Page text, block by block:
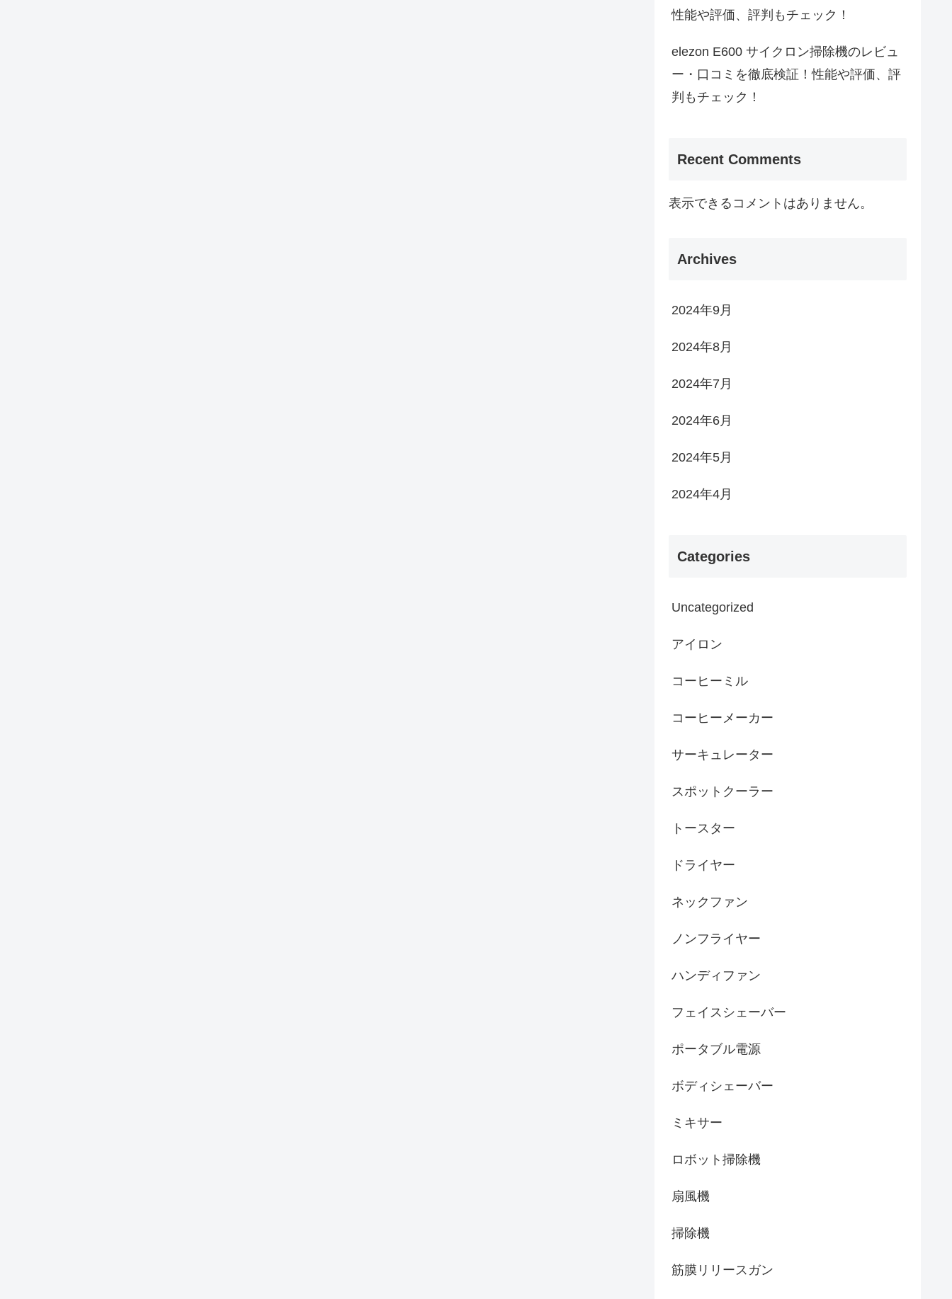
性能や評価、評判もチェック！
elezon E600 サイクロン掃除機のレビュ
ー・口コミを徹底検証！性能や評価、評
判もチェック！
Recent Comments
表示できるコメントはありません。
Archives
2024年9月
2024年8月
2024年7月
2024年6月
2024年5月
2024年4月
Categories
Uncategorized
アイロン
コーヒーミル
コーヒーメーカー
サーキュレーター
スポットクーラー
トースター
ドライヤー
ネックファン
ノンフライヤー
ハンディファン
フェイスシェーバー
ポータブル電源
ボディシェーバー
ミキサー
ロボット掃除機
扇風機
掃除機
筋膜リリースガン